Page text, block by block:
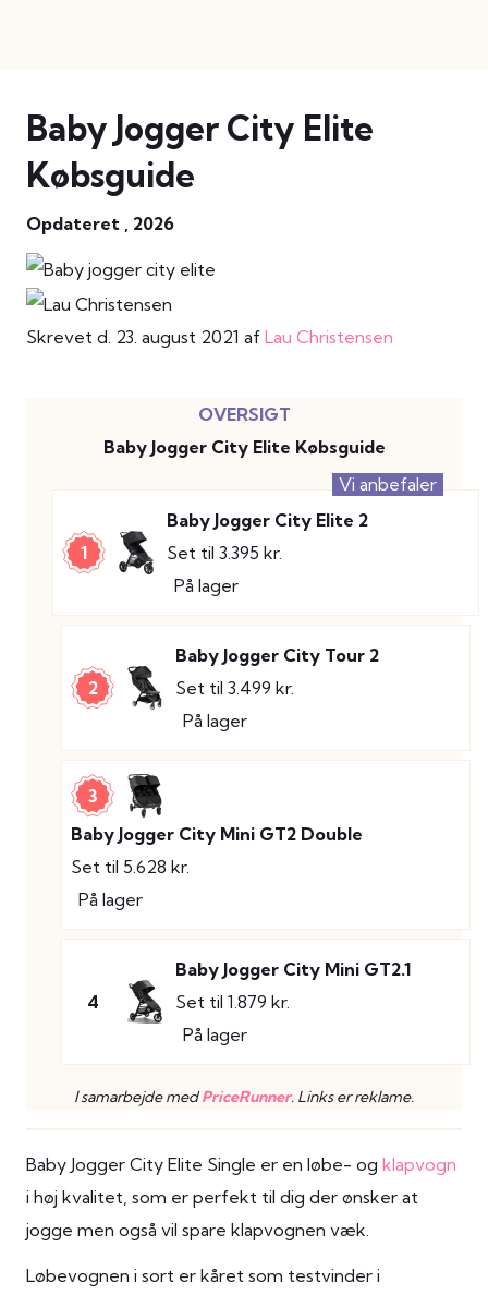
Baby Jogger City Elite
Købsguide
Opdateret , 2026
Skrevet d. 23. august 2021 af Lau Christensen
Baby Jogger City Elite Købsguide
Vi anbefaler
1
Baby Jogger City Elite 2
Set til 3.395 kr.
På lager
2
Baby Jogger City Tour 2
Set til 3.499 kr.
På lager
3
Baby Jogger City Mini GT2 Double
Set til 5.628 kr.
På lager
4
Baby Jogger City Mini GT2.1
Set til 1.879 kr.
På lager
I samarbejde medPriceRunner. Links er reklame.
Baby Jogger City Elite Single er en løbe- og klapvogn
i høj kvalitet, som er perfekt til dig der ønsker at
jogge men også vil spare klapvognen væk.
Løbevognen i sort er kåret som testvinder i